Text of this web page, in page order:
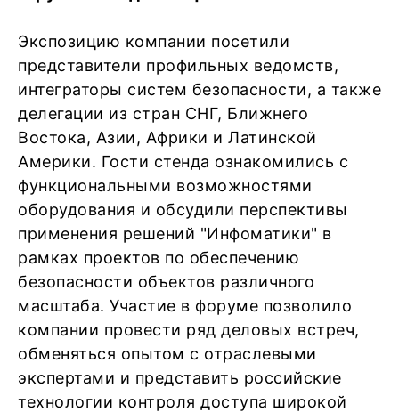
Экспозицию компании посетили
представители профильных ведомств,
интеграторы систем безопасности, а также
делегации из стран СНГ, Ближнего
Востока, Азии, Африки и Латинской
Америки. Гости стенда ознакомились с
функциональными возможностями
оборудования и обсудили перспективы
применения решений "Инфоматики" в
рамках проектов по обеспечению
безопасности объектов различного
масштаба. Участие в форуме позволило
компании провести ряд деловых встреч,
обменяться опытом с отраслевыми
экспертами и представить российские
технологии контроля доступа широкой